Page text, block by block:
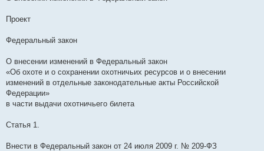
о
е
е
Проект
Федеральный закон
‎О внесении изменений в Федеральный закон
‎«Об охоте и о сохранении охотничьих ресурсов и о внесении
изменений в отдельные законодательные акты Российской
Федерации»
в части выдачи охотничьего билета
Статья 1.
Внести в Федеральный закон от 24 июля 2009 г. № 209-ФЗ